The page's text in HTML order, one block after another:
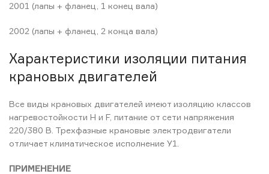
2001 (лапы + фланец, 1 конец вала)
2002 (лапы + фланец, 2 конца вала)
Характеристики изоляции питания
крановых двигателей
Все виды крановых двигателей имеют изоляцию классов
нагревостойкости Н и F, питание от сети напряжения
220/380 В. Трехфазные крановые электродвигатели
отличает климатическое исполнение У1.
ПРИМЕНЕНИЕ